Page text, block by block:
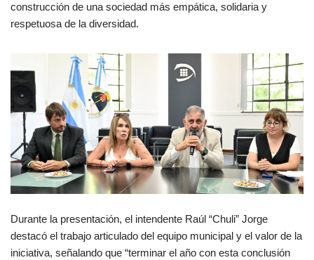
construcción de una sociedad más empática, solidaria y
respetuosa de la diversidad.
Durante la presentación, el intendente Raúl “Chuli” Jorge
destacó el trabajo articulado del equipo municipal y el valor de la
iniciativa, señalando que “terminar el año con esta conclusión